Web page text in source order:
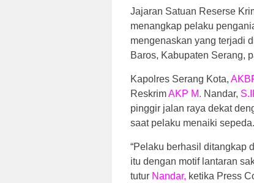
Jajaran Satuan Reserse
menangkap pelaku
mengenaskan yang terjadi
Baros, Kabupaten Serang,
Kapolres Serang Kota,
ReskrimAKP M. Nandar,
pinggir jalan raya dekat
saat pelaku menaiki sepeda.
“Pelaku berhasil ditangkap
itu dengan motif lantaran
tutur Nandar, ketika Press